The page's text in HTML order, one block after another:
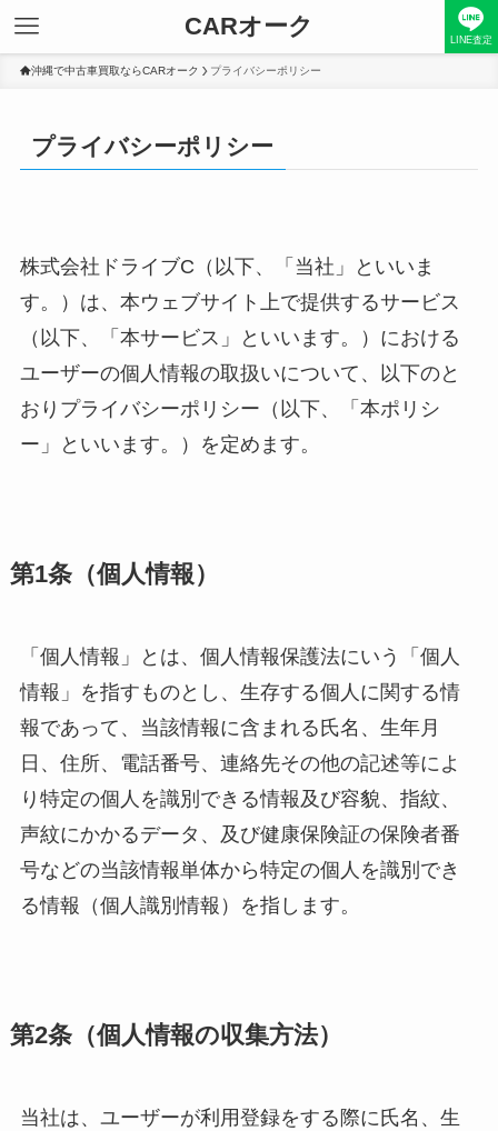
CARオーク LINE査定
沖縄で中古車買取ならCARオーク プライバシーポリシー
プライバシーポリシー
株式会社ドライブC（以下、「当社」といいま
す。）は、本ウェブサイト上で提供するサービス
（以下、「本サービス」といいます。）における
ユーザーの個人情報の取扱いについて、以下のと
おりプライバシーポリシー（以下、「本ポリシ
ー」といいます。）を定めます。
第1条（個人情報）
「個人情報」とは、個人情報保護法にいう「個人
情報」を指すものとし、生存する個人に関する情
報であって、当該情報に含まれる氏名、生年月
日、住所、電話番号、連絡先その他の記述等によ
り特定の個人を識別できる情報及び容貌、指紋、
声紋にかかるデータ、及び健康保険証の保険者番
号などの当該情報単体から特定の個人を識別でき
る情報（個人識別情報）を指します。
第2条（個人情報の収集方法）
当社は、ユーザーが利用登録をする際に氏名、生